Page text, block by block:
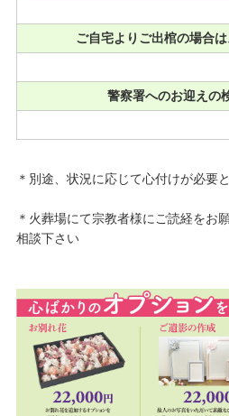
ご自宅よりご出棺の場合
警察署へのお迎えの
＊別途、状況に応じて心付けが必要
＊火葬場にて宗教者様にご読経をお
相談下さい